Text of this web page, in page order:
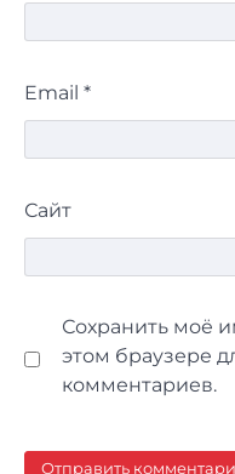
Email *
Сайт
Сохранить моё
этом браузере
комментариев.